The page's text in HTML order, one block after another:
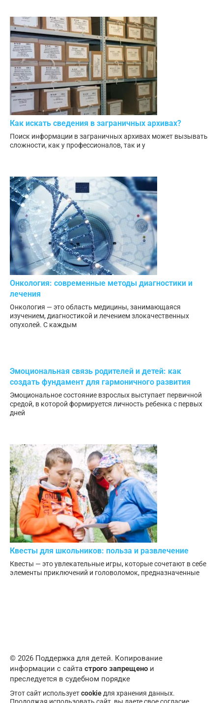
Как искать сведения в заграничных архивах?
Поиск информации в заграничных архивах может вызывать
сложности, как у профессионалов, так и у
Онкология: современные методы диагностики и
лечения
Онкология — это область медицины, занимающаяся
изучением, диагностикой и лечением злокачественных
опухолей. С каждым
Эмоциональная связь родителей и детей: как
создать фундамент для гармоничного развития
Эмоциональное состояние взрослых выступает первичной
средой, в которой формируется личность ребенка с первых
дней
Квесты для школьников: польза и развлечение
Квесты — это увлекательные игры, которые сочетают в себе
элементы приключений и головоломок, предназначенные
© 2026 Поддержка для детей. Копирование
информации с сайта строго запрещено и
преследуется в судебном порядке
Этот сайт используетcookie для хранения данных.